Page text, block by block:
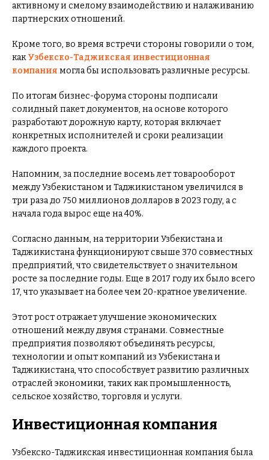
активному и смелому взаимодействию и налаживанию
партнерских отношений.
Кроме того, во время встречи стороны говорили о том,
какУзбекско-Таджикская инвестиционная
компания могла бы использовать различные ресурсы.
По итогам бизнес-форума стороны подписали
солидный пакет документов, на основе которого
разработают дорожную карту, которая включает
конкретных исполнителей и сроки реализации
каждого проекта.
Напомним, за последние восемь лет товарооборот
между Узбекистаном и Таджикистаном увеличился в
три раза до 750 миллионов долларов в 2023 году, а с
начала года вырос еще на 40%.
Согласно данным, на территории Узбекистана и
Таджикистана функционируют свыше 370 совместных
предприятий, что свидетельствует о значительном
росте за последние годы. Еще в 2017 году их было всего
17, что указывает на более чем 20-кратное увеличение.
Этот рост отражает улучшение экономических
отношений между двумя странами. Совместные
предприятия позволяют объединять ресурсы,
технологии и опыт компаний из Узбекистана и
Таджикистана, что способствует развитию различных
отраслей экономики, таких как промышленность,
сельское хозяйство, торговля и услуги.
Инвестиционная компания
Узбекско-Таджикская инвестиционная компания была